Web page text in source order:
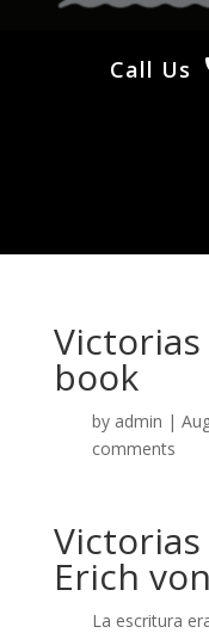
Call Us
book
by admin |
comments
Erich
La escritura